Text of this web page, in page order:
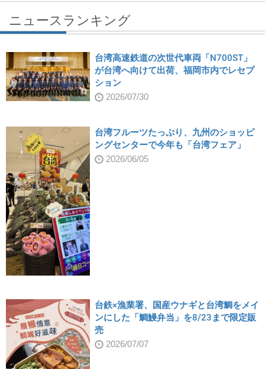
ニュースランキング
台湾高速鉄道の次世代車両「N700ST」
が台湾へ向けて出荷、福岡市内でレセプ
ション
2026/07/30
台湾フルーツたっぷり、九州のショッピ
ングセンターで今年も「台湾フェア」
2026/06/05
台鉄×漁業署、国産ウナギと台湾鯛をメイ
ンにした「鯛鰻弁当」を8/23まで限定販
売
2026/07/07